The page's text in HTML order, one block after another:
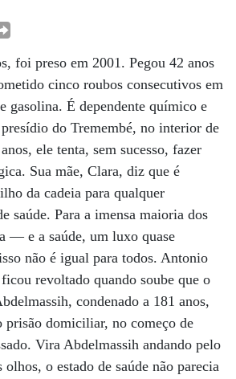
foi preso em 2001. Pegou 42 anos
cinco roubos consecutivos em
gasolina. É dependente químico e
do Tremembé, no interior de
ele tenta, sem sucesso, fazer
Sua mãe, Clara, diz que é
da cadeia para qualquer
saúde. Para a imensa maioria dos
— e a saúde, um luxo quase
não é igual para todos. Antonio
revoltado quando soube que o
condenado a 181 anos,
prisão domiciliar, no começo de
Vira Abdelmassih andando pelo
olhos, o estado de saúde não parecia